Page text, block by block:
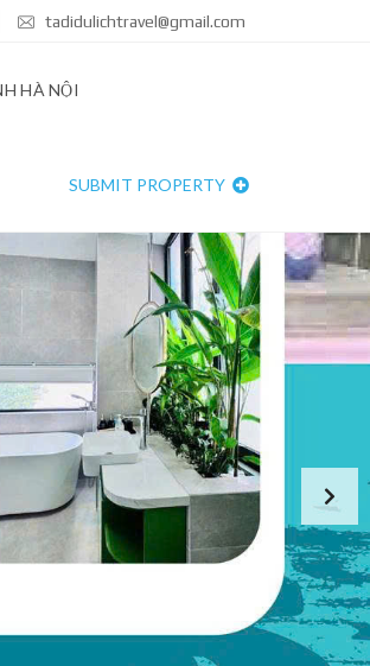
tadidulichtravel@gmail.com
HÀ NỘI
SUBMIT PROPERTY